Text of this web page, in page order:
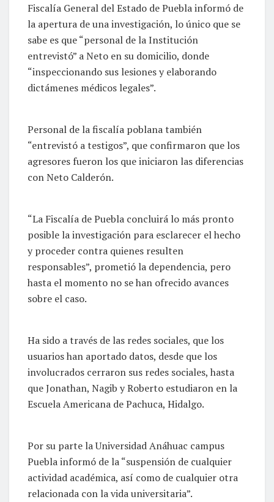
Fiscalía General del Estado de Puebla informó de
la apertura de una investigación, lo único que se
sabe es que “personal de la Institución
entrevistó” a Neto en su domicilio, donde
“inspeccionando sus lesiones y elaborando
dictámenes médicos legales”.
Personal de la fiscalía poblana también
“entrevistó a testigos”, que confirmaron que los
agresores fueron los que iniciaron las diferencias
con Neto Calderón.
“La Fiscalía de Puebla concluirá lo más pronto
posible la investigación para esclarecer el hecho
y proceder contra quienes resulten
responsables”, prometió la dependencia, pero
hasta el momento no se han ofrecido avances
sobre el caso.
Ha sido a través de las redes sociales, que los
usuarios han aportado datos, desde que los
involucrados cerraron sus redes sociales, hasta
que Jonathan, Nagib y Roberto estudiaron en la
Escuela Americana de Pachuca, Hidalgo.
Por su parte la Universidad Anáhuac campus
Puebla informó de la “suspensión de cualquier
actividad académica, así como de cualquier otra
relacionada con la vida universitaria”.